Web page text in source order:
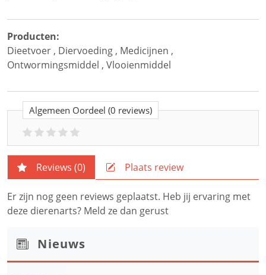
Producten:
Dieetvoer , Diervoeding , Medicijnen ,
Ontwormingsmiddel , Vlooienmiddel
Algemeen Oordeel (0 reviews)
Reviews (0) Plaats review
Er zijn nog geen reviews geplaatst. Heb jij ervaring met
deze dierenarts? Meld ze dan gerust
Nieuws